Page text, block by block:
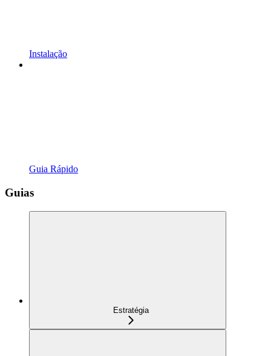
Instalação
Guia Rápido
Guias
Estratégia